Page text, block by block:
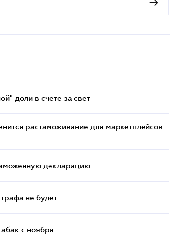
доли в счете за свет
растаможивание для маркетплейсов
декларацию
не будет
с ноября